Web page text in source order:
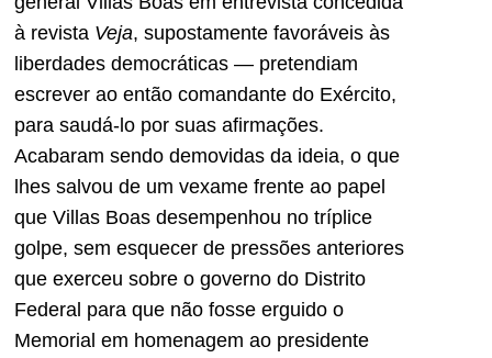
à revista Veja, supostamente favoráveis às
liberdades democráticas — pretendiam
escrever ao então comandante do Exército,
para saudá-lo por suas afirmações.
Acabaram sendo demovidas da ideia, o que
lhes salvou de um vexame frente ao papel
que Villas Boas desempenhou no tríplice
golpe, sem esquecer de pressões anteriores
que exerceu sobre o governo do Distrito
Federal para que não fosse erguido o
Memorial em homenagem ao presidente